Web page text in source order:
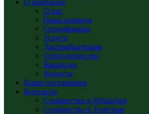
О компании
О нас
Наша команда
Сертификаты
Услуги
Дистрибьюторам
Сотрудничество
Вакансии
Новости
Наши поставщики
Контакты
Сообщество в WhatsApp
Сообщество в Телеграм